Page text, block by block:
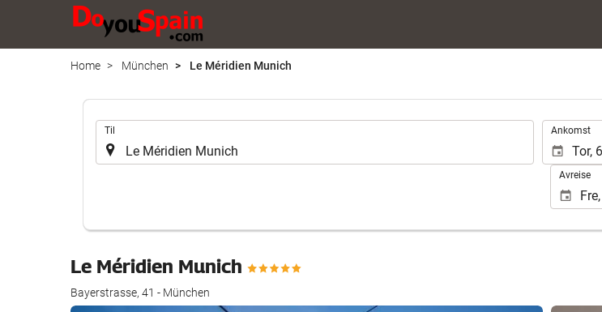
Home München Le Méridien Munich
Til Ankomst
Avreise
Le Méridien Munich
Bayerstrasse, 41 - München